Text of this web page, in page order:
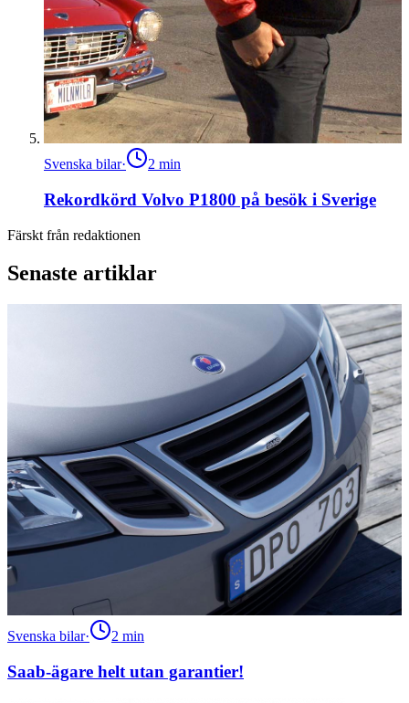
Svenska bilar· 2 min
Rekordkörd Volvo P1800 på besök i Sverige
Färskt från redaktionen
Senaste artiklar
Svenska bilar· 2 min
Saab-ägare helt utan garantier!